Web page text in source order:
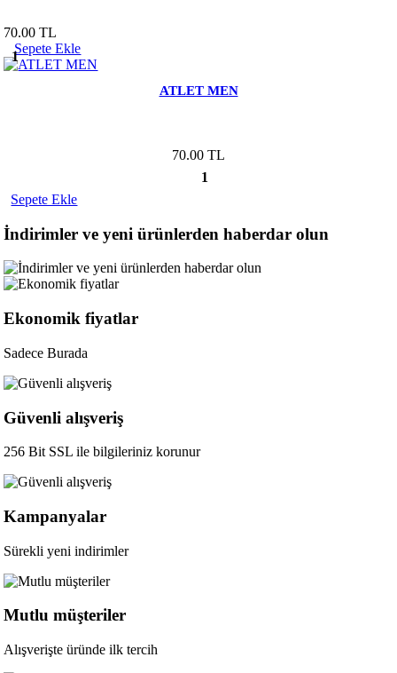
70.00 TL
1
Sepete Ekle
ATLET MEN
70.00 TL
1
Sepete Ekle
İndirimler ve yeni ürünlerden haberdar olun
Ekonomik fiyatlar
Sadece Burada
Güvenli alışveriş
256 Bit SSL ile bilgileriniz korunur
Kampanyalar
Sürekli yeni indirimler
Mutlu müşteriler
Alışverişte üründe ilk tercih